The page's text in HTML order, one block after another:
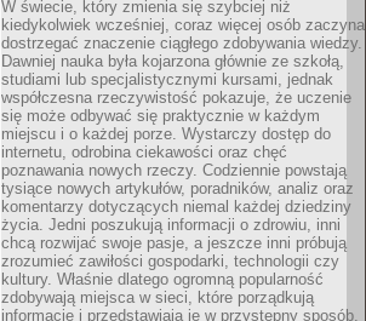
W świecie, który zmienia się szybciej niż
kiedykolwiek wcześniej, coraz więcej osób zaczyna
dostrzegać znaczenie ciągłego zdobywania wiedzy.
Dawniej nauka była kojarzona głównie ze szkołą,
studiami lub specjalistycznymi kursami, jednak
współczesna rzeczywistość pokazuje, że uczenie
się może odbywać się praktycznie w każdym
miejscu i o każdej porze. Wystarczy dostęp do
internetu, odrobina ciekawości oraz chęć
poznawania nowych rzeczy. Codziennie powstają
tysiące nowych artykułów, poradników, analiz oraz
komentarzy dotyczących niemal każdej dziedziny
życia. Jedni poszukują informacji o zdrowiu, inni
chcą rozwijać swoje pasje, a jeszcze inni próbują
zrozumieć zawiłości gospodarki, technologii czy
kultury. Właśnie dlatego ogromną popularność
zdobywają miejsca w sieci, które porządkują
informacje i przedstawiają je w przystępny sposób.